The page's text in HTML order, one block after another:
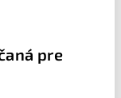
pre